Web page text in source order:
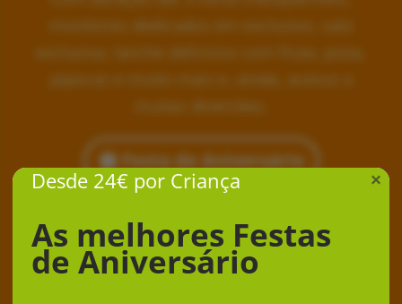
Festa de Aniversário
Desde 24€ por Criança
As melhores Festas
de Aniversário
×